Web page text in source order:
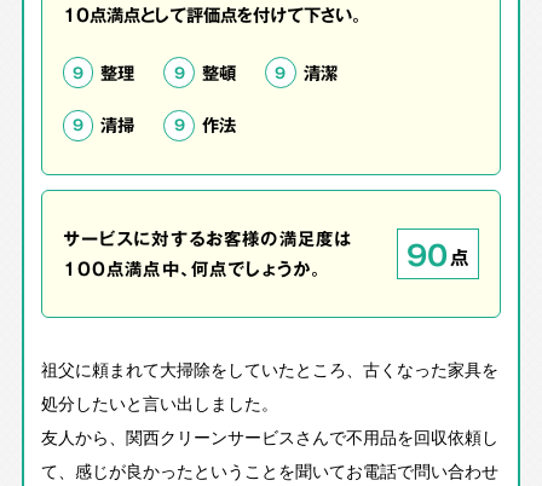
10点満点として評価点を付けて下さい。
9 整理 9 整頓 9 清潔
9 清掃 9 作法
サービスに対するお客様の満足度は
100点満点中、何点でしょうか。
90点
祖父に頼まれて大掃除をしていたところ、古くなった家具を
処分したいと言い出しました。
友人から、関西クリーンサービスさんで不用品を回収依頼し
て、感じが良かったということを聞いてお電話で問い合わせ